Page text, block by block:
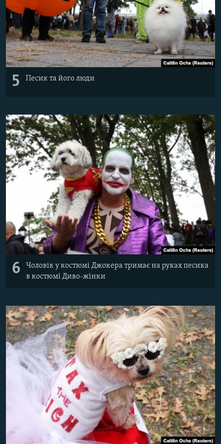
5 Песик та його люди
6
Чоловік у костюмі Джокера тримає на руках песика
в костюмі Диво-жінки